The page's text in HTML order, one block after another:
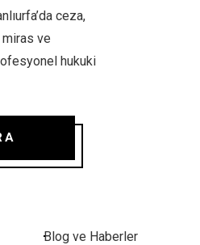
ceza,
miras ve
hukuki
Blog ve Haberler